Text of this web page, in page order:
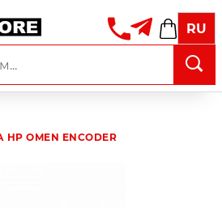
RU
OMEN ENCODER